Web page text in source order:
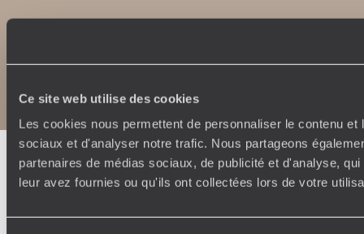
Ce site web utilise des cookies
Les cookies nous permettent de personnaliser le contenu
sociaux et d'analyser notre trafic. Nous partageons
partenaires de médias sociaux, de publicité et d'analyse,
leur avez fournies ou qu'ils ont collectées lors de votre
CopyrightsPlan du site
Notice légale et CGU